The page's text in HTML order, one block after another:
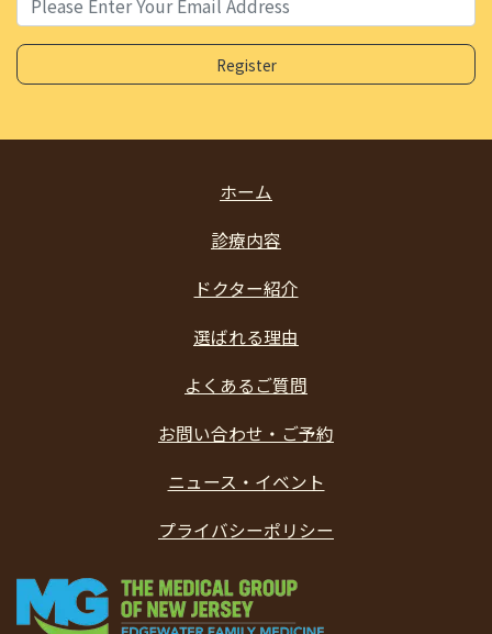
ホーム
診療内容
ドクター紹介
選ばれる理由
よくあるご質問
お問い合わせ・ご予約
ニュース・イベント
プライバシーポリシー